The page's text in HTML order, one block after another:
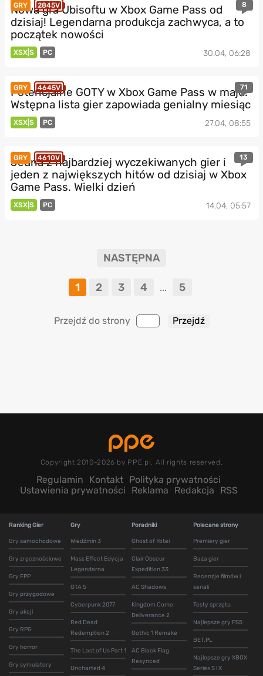
GRY 2845V 8
Nowa gra Ubisoftu w Xbox Game Pass od
dzisiaj! Legendarna produkcja zachwyca, a to
początek nowości
XSX|S PC 30.04, 06:28
GRY 4645V 71
Potencjalne GOTY w Xbox Game Pass w maju.
Wstępna lista gier zapowiada genialny miesiąc
XSX|S PC 27.04, 08:55
GRY 4610V 13
Jedna z najbardziej wyczekiwanych gier i
jeden z największych hitów od dzisiaj w Xbox
Game Pass. Wielki dzień
XSX|S PC 14.04, 05:57
NASTĘPNA
1 2 3 4 ... 5
Przejdź do strony
Copyright 2010-2026 by PPE.pl. All rights reserved.
Regulamin Kontakt Polityka prywatności
Ustawienia prywatności
Reklama Redakcja RSS
Ranking Gier
Gry samochodowe
Gry zręcznościowe
Gry FPP
Gry przygodowe
Gry akcji
Gry RPG
Gry horror
Gry symulatory
Gry
Wiedźmin 3
Mass Effect Edycja
Legendarna
GTA 5
Cyberpunk 2077
Red Dead
Redemption 2
The Last of Us Part 1
Uncharted 4
Poradniki
Ghost of Yotei
Clair Obscur
Expedition 33
AC Shadows
Kingdom Come
Deliverance 2
Gothic 1 Remake
AC Black Flag
Resynced
Polecane strony
Premiery gier
Baza gier
Recenzje filmów i
seriali
Testy sprzętu
Najlepsze gry PS5
BET.PL
Najlepsze gry XBOX
Series S i X